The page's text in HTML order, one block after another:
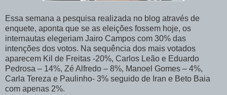
Essa semana a pesquisa realizada no blog através de
enquete, aponta que se as eleições fossem hoje, os
internautas elegeriam Jairo Campos com 30% das
intenções dos votos. Na sequência dos mais votados
aparecem Kil de Freitas -20%, Carlos Leão e Eduardo
Pedrosa – 14%, Zé Alfredo – 8%, Manoel Gomes – 4%,
Carla Tereza e Paulinho- 3% seguido de Iran e Beto Baia
com apenas 2%.